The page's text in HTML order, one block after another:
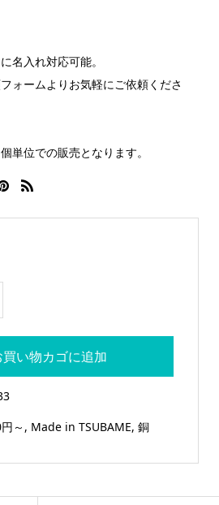
名入れ対応可能。
ォームよりお気軽にご依頼くださ
個単位での販売となります。
買い物カゴに追加
～ , Made in TSUBAME, 銅